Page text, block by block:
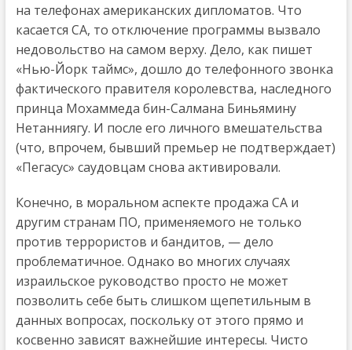
на телефонах американских дипломатов. Что
касается СА, то отключение программы вызвало
недовольство на самом верху. Дело, как пишет
«Нью-Йорк таймс», дошло до телефонного звонка
фактического правителя королевства, наследного
принца Мохаммеда бин-Салмана Биньямину
Нетанниягу. И после его личного вмешательства
(что, впрочем, бывший премьер не подтверждает)
«Пегасус» саудовцам снова активировали.
Конечно, в моральном аспекте продажа СА и
другим странам ПО, применяемого не только
против террористов и бандитов, — дело
проблематичное. Однако во многих случаях
израильское руководство просто не может
позволить себе быть слишком щепетильным в
данных вопросах, поскольку от этого прямо и
косвенно зависят важнейшие интересы. Чисто